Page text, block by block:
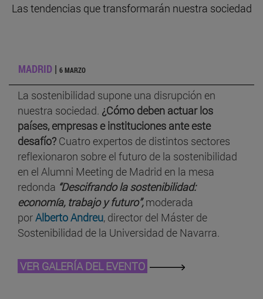
Las tendencias que transformarán nuestra sociedad
MADRID | 6 MARZO
La sostenibilidad supone una disrupción en
nuestra sociedad. ¿Cómo deben actuar los
países, empresas e instituciones ante este
desafío? Cuatro expertos de distintos sectores
reflexionaron sobre el futuro de la sostenibilidad
en el Alumni Meeting de Madrid en la mesa
redonda “Descifrando la sostenibilidad:
economía, trabajo y futuro”, moderada
porAlberto Andreu, director del Máster de
Sostenibilidad de la Universidad de Navarra.
VER GALERÍA DEL EVENTO